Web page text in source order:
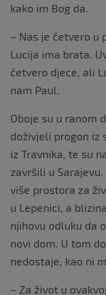
kako im Bog da.
– Nas je četvero u
Lucija ima brata.
četvero djece, ali
nam Paul.
Oboje su u ranom
doživjeli progon iz
iz Travnika, te su
završili u
više prostora za
u Lepenici, a
njihovu odluku da
novi dom. U tom
nedostaje, kao ni
– Za život u